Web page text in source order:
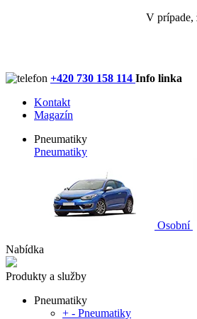
V prípade,
+420 730 158 114 Info linka
Kontakt
Magazín
Pneumatiky
Pneumatiky
Osobní
Nabídka
Produkty a služby
Pneumatiky
+ - Pneumatiky